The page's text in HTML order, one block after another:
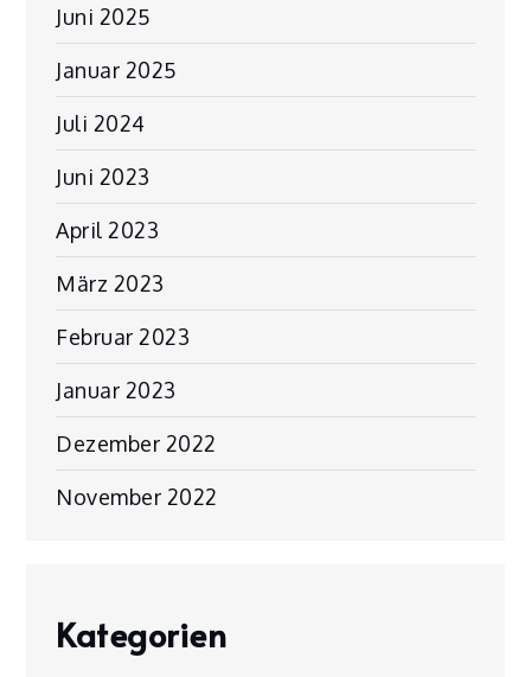
Juni 2025
Januar 2025
Juli 2024
Juni 2023
April 2023
März 2023
Februar 2023
Januar 2023
Dezember 2022
November 2022
Kategorien